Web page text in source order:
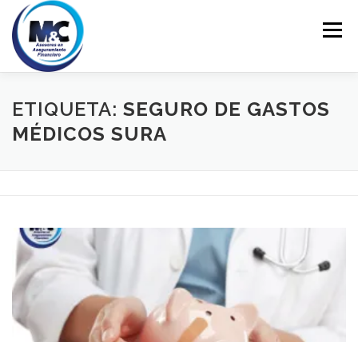
Saltar
contenido
Menú
INICIO ASESORÍA PERSONALES
ETIQUETA: SEGURO DE GASTOS
MÉDICOS SURA